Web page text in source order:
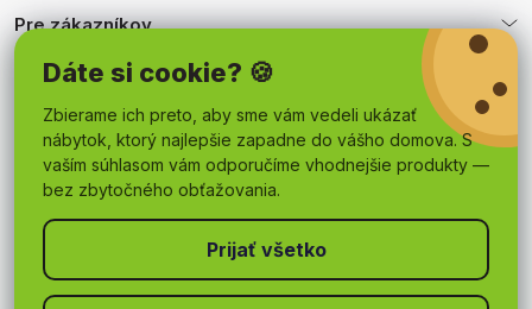
Dáte si cookie? 🍪
Zbierame ich preto, aby sme vám vedeli ukázať
nábytok, ktorý najlepšie zapadne do vášho domova. S
vaším súhlasom vám odporučíme vhodnejšie produkty —
bez zbytočného obťažovania.
Pre zákazníkov